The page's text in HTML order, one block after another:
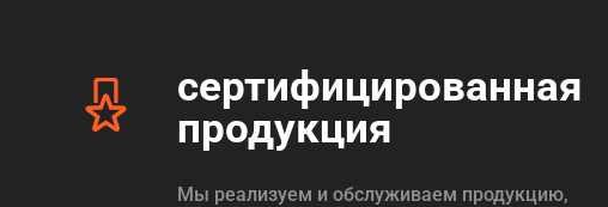
сертифицированная
продукция
Мы реализуем и обслуживаем продукцию,